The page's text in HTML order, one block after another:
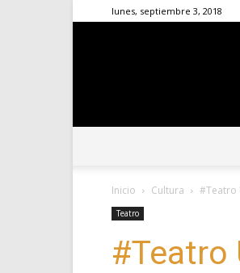
lunes, septiembre 3, 2018
Inicio Cultura #Teatro
Teatro
#Teatro